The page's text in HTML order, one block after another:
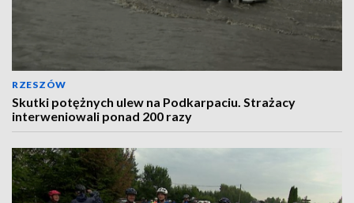
RZESZÓW
Skutki potężnych ulew na Podkarpaciu. Strażacy
interweniowali ponad 200 razy